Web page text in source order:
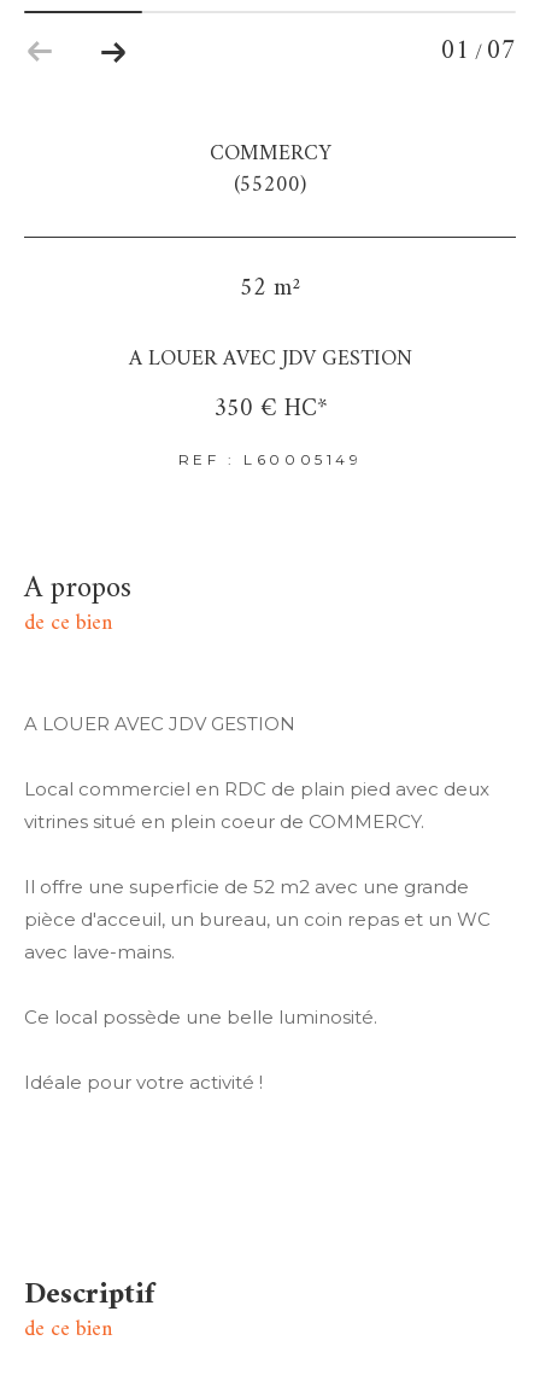
01 /07
COMMERCY
(55200)
52 m²
A LOUER AVEC JDV GESTION
350 € HC*
REF : L60005149
a propos
de ce bien
A LOUER AVEC JDV GESTION
Local commerciel en RDC de plain pied avec deux
vitrines situé en plein coeur de COMMERCY.
Il offre une superficie de 52 m2 avec une grande
pièce d'acceuil, un bureau, un coin repas et un WC
avec lave-mains.
Ce local possède une belle luminosité.
Idéale pour votre activité !
descriptif
de ce bien